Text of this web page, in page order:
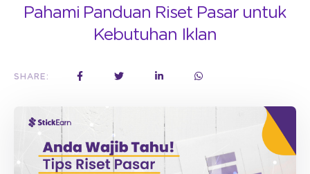
Pahami Panduan Riset Pasar untuk
Kebutuhan Iklan
SHARE: